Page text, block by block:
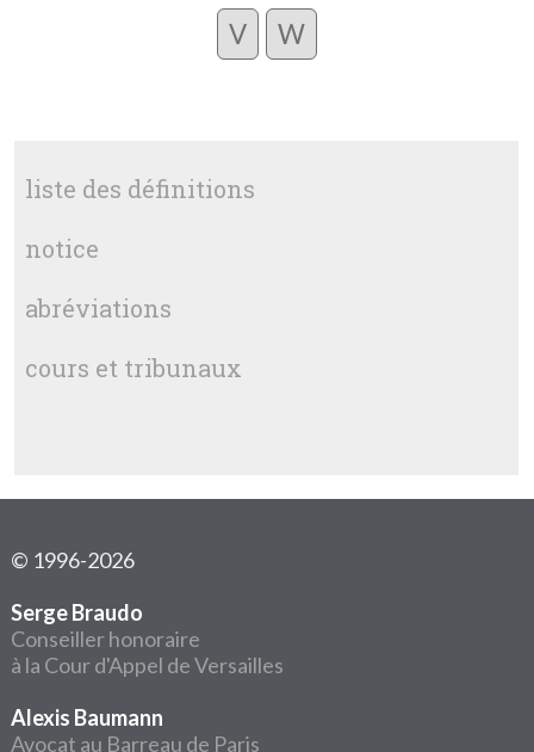
V W
liste des définitions
notice
abréviations
cours et tribunaux
© 1996-2026
Serge Braudo
Conseiller honoraire
à la Cour d'Appel de Versailles
Alexis Baumann
Avocat au Barreau de Paris